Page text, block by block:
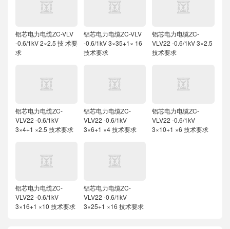
铝芯电力电缆ZC-VLV
-0.6/1kV 2×2.5 技 术要
求
铝芯电力电缆ZC-VLV
-0.6/1kV 3×35+1× 16
技术要求
铝芯电力电缆ZC-
VLV22 -0.6/1kV 3×2.5
技术要求
铝芯电力电缆ZC-
VLV22 -0.6/1kV
3×4+1 ×2.5 技术要求
铝芯电力电缆ZC-
VLV22 -0.6/1kV
3×6+1 ×4 技术要求
铝芯电力电缆ZC-
VLV22 -0.6/1kV
3×10+1 ×6 技术要求
铝芯电力电缆ZC-
VLV22 -0.6/1kV
3×16+1 ×10 技术要求
铝芯电力电缆ZC-
VLV22 -0.6/1kV
3×25+1 ×16 技术要求